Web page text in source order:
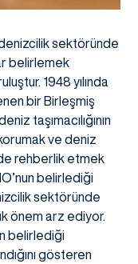
sektöründe
belirlemek
1948 yılında
bir Birleşmiş
taşımacılığının
ve deniz
rehberlik etmek
belirlediği
sektöründe
önem arz ediyor.
belirlediği
gösteren